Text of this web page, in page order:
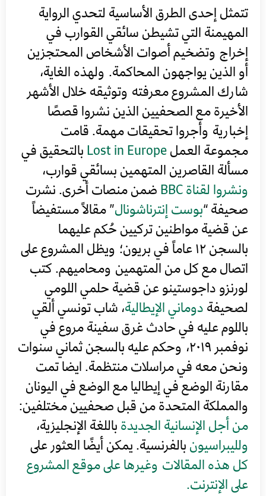
تتمثل إحدى الطرق الأساسية لتحدي الرواية
المهيمنة التي تشيطن سائقي القوارب في
إخراج وتضخيم أصوات الأشخاص المحتجزين
أو الذين يواجهون المحاكمة. ولهذه الغاية،
شارك المشروع معرفته وتوثيقه خلال الأشهر
الأخيرة مع الصحفيين الذين نشروا قصصًا
إخبارية وأجروا تحقيقات مهمة. قامت
مجموعة العملLost in Europeبالتحقيق في
مسألة القاصرين المتهمين بسائقي قوارب،
ونشروا لقناة BBC
ضمن منصات أخرى. نشرت
صحيفة “بوست إنترناشونال” مقالاً مستفيضاً
عن قضية مواطنين تركيين حُكم عليهما
بالسجن ١٢ عاماً في بريون؛ ويظل المشروع على
اتصال مع كل من المتهمين ومحاميهم. كتب
لورنزو داجوستينو عن قضية حلمي اللومي
لصحيفةدوماني الإيطالية، شاب تونسي ألقي
باللوم عليه في حادث غرق سفينة مروع في
نوفمبر ٢٠١٩، وحكم عليه بالسجن ثماني سنوات
ونحن معه في مراسلات منتظمة. ايضا تمت
مقارنة الوضع في إيطاليا مع الوضع في اليونان
والمملكة المتحدة من قبل صحفيين مختلفين:
من أجل الإنسانية الجديدةباللغة الإنجليزية،
ولليبراسيونبالفرنسية. يمكن أيضًا العثور على
كل هذه المقالات وغيرها على موقع المشروع
على الإنترنت.